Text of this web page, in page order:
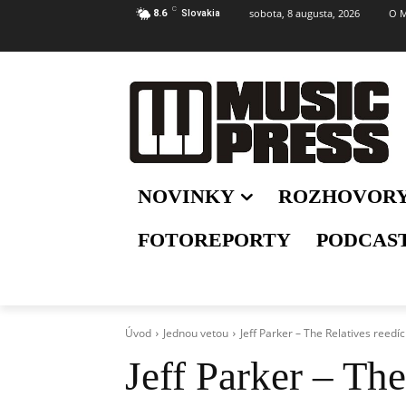
8.6 C Slovakia sobota, 8 augusta, 2026 O
NOVINKY
FOTOREPORTY
Úvod Jednou vetou Jeff Parker – The Relatives
Jeff Parker –